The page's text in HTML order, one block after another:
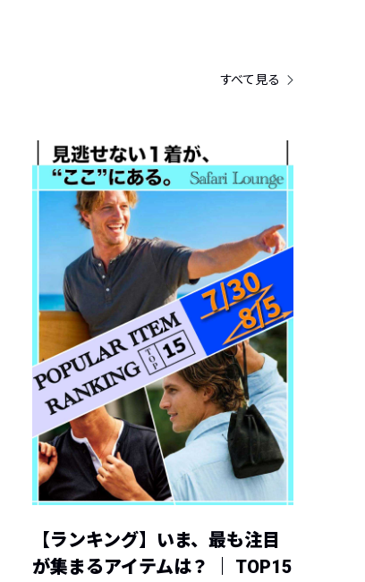
すべて見る
【ランキング】いま、最も注目
が集まるアイテムは？ ｜ TOP15